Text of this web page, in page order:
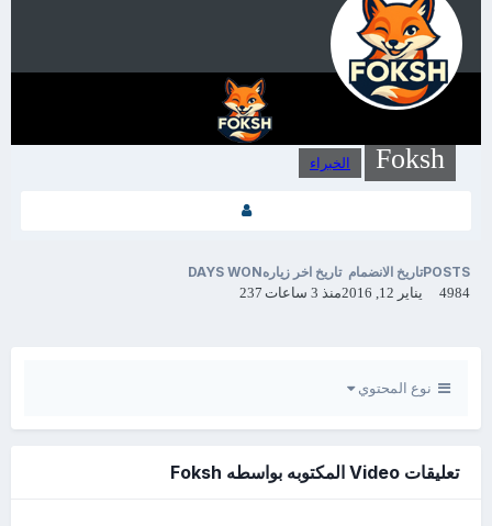
Foksh الخبراء
POSTS
4984
تاريخ الانضمام
يناير 12, 2016
تاريخ اخر زياره
منذ 3 ساعات
DAYS WON
237
نوع المحتوي
تعليقات Video المكتوبه بواسطه Foksh